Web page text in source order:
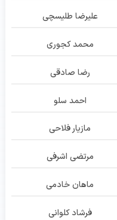
علیرضا طلیسچی
محمد کجوری
رضا صادقی
احمد سلو
مازیار فلاحی
مرتضی اشرفی
ماهان خادمی
فرشاد کلوانی